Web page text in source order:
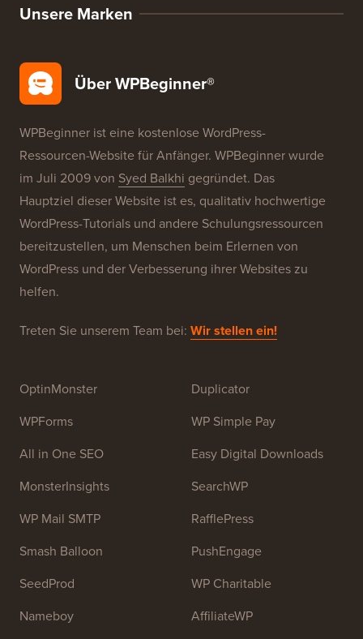
Unsere Marken
Über WPBeginner®
WPBeginner ist eine kostenlose WordPress-
Ressourcen-Website für Anfänger. WPBeginner wurde
im Juli 2009 von Syed Balkhi gegründet. Das
Hauptziel dieser Website ist es, qualitativ hochwertige
WordPress-Tutorials und andere Schulungsressourcen
bereitzustellen, um Menschen beim Erlernen von
WordPress und der Verbesserung ihrer Websites zu
helfen.
Treten Sie unserem Team bei: Wir stellen ein!
OptinMonster
WPForms
All in One SEO
MonsterInsights
WP Mail SMTP
Smash Balloon
SeedProd
Nameboy
Duplicator
WP Simple Pay
Easy Digital Downloads
SearchWP
RafflePress
PushEngage
WP Charitable
AffiliateWP